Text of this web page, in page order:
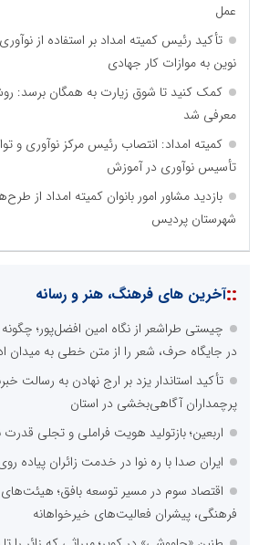
عمل
تأکید رئیس کمیته امداد بر استفاده از
نوین به موازات کار جهادی
کمک کنید تا شوق زیارت به همگان برسد:
معرفی شد
کمیته امداد: انتصاب رئیس مرکز نوآوری و
تأسیس نوآوری در آموزش
بازدید مشاور امور بانوان کمیته امداد از
شهرستان پردیس
::آخرین های فرهنگ، هنر و رسانه
چیستی طراشعر از نگاه امین افضل‌پور؛ چگونه
در جایگاه حرف، شعر را از متن خطی به میدان
تأکید استاندار یزد بر ارج نهادن به رسالت
پرچمداران آگاهی‌بخشی در استان
اربعین؛ بازتولید هویت فراملی و تجلی
ایران صدا با ره نوا در خدمت زائران پیاده
اقتصاد سوم در مسیر توسعه بافق؛ هیئت‌های
فرهنگی، پیشران فعالیت‌های خیرخواهانه